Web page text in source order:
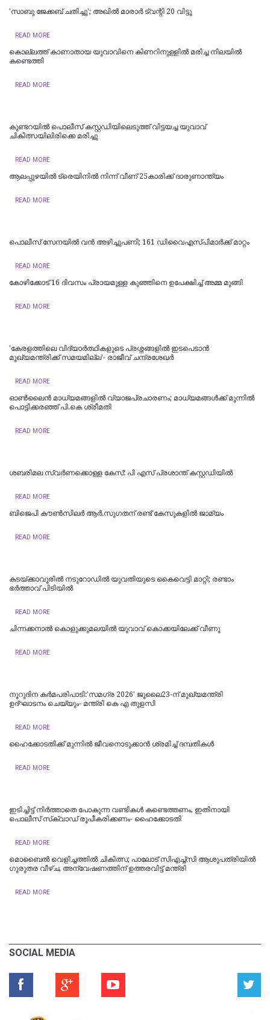
'സാബു ജേക്കബ് ചതിച്ചു'; അഖിൽ മാരാർ ട്വന്റി 20 വിട്ടു
READ MORE
കൊല്ലത്ത് കാണാതായ യുവാവിനെ കിണറിനുള്ളിൽ മരിച്ച നിലയിൽ
കണ്ടെത്തി
READ MORE
കുണ്ടറയിൽ പൊലീസ് കസ്റ്റഡിയിലെടുത്ത് വിട്ടയച്ച യുവാവ്
ചികിത്സയിലിരിക്കെ മരിച്ചു
READ MORE
ആലപ്പുഴയിൽ ട്രെയിനില്‍ നിന്ന് വീണ് 25കാരിക്ക് ദാരുണാന്ത്യം
READ MORE
പൊലീസ് സേനയിൽ വൻ അഴിച്ചുപണി; 161 ഡിവൈഎസ്പിമാര്‍ക്ക് മാറ്റം
READ MORE
കോഴിക്കോട് 16 ​ദിവസം പ്രായമുള്ള കുഞ്ഞിനെ ഉപേക്ഷിച്ച് അമ്മ മുങ്ങി
READ MORE
'കേരളത്തിലെ വിദ്യാർത്ഥികളുടെ പ്രശ്നങ്ങളിൽ ഇടപെടാൻ
മുഖ്യമന്ത്രിക്ക് സമയമില്ല'- രാജീവ് ചന്ദ്രശേഖർ
READ MORE
ഓൺലൈൻ മാധ്യമങ്ങളിൽ വ്യാജപ്രചാരണം; മാധ്യമങ്ങൾക്ക് മുന്നിൽ
പൊട്ടിക്കരഞ്ഞ് പി.കെ ശ്രീമതി
READ MORE
ശബരിമല സ്വര്‍ണക്കൊള്ള കേസ്: പി എസ് പ്രശാന്ത് കസ്റ്റഡിയില്‍
READ MORE
ബിജെപി കൗണ്‍സിലര്‍ ആര്‍.സുഗതന് രണ്ട് കേസുകളില്‍ ജാമ്യം
READ MORE
കടയ്ക്കാവൂരിൽ നടുറോഡില്‍ യുവതിയുടെ കൈവെട്ടി മാറ്റി; രണ്ടാം
ഭര്‍ത്താവ് പിടിയിൽ
READ MORE
ചിന്നക്കനാൽ കൊളുക്കുമലയില്‍ യുവാവ് കൊക്കയിലേക്ക് വീണു
READ MORE
നൂറുദിന കർമപരിപാടി:'സമഗ്ര 2026' ജൂലൈ23-ന് മുഖ്യമന്ത്രി
ഉദ്ഘാടനം ചെയ്യും- മന്ത്രി കെ എ തുളസി
READ MORE
ഹൈക്കോടതിക്ക് മുന്നില്‍ ജീവനൊടുക്കാന്‍ ശ്രമിച്ച് ദമ്പതികള്‍
READ MORE
ഇടിച്ചിട്ട് നിര്‍ത്താതെ പോകുന്ന വണ്ടികള്‍ കണ്ടെത്തണം, ഇതിനായി
പൊലീസ് സ്‌ക്വാഡ് രൂപീകരിക്കണം- ഹൈക്കോടതി
READ MORE
മൊബൈൽ വെളിച്ചത്തിൽ ചികിത്സ; പാലോട് സിഎച്ച്‍സി ആശുപത്രിയിൽ
ഗുരുതര വീഴ്ച, അന്വേഷണത്തിന് ഉത്തരവിട്ട് മന്ത്രി
READ MORE
SOCIAL MEDIA